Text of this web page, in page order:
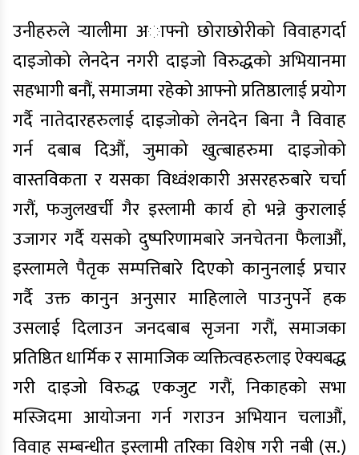
उनीहरुले र्‍यालीमा अाफ्नाे छोराछोरीको विवाहगर्दा
दाइजोको लेनदेन नगरी दाइजो विरुद्धको अभियानमा
सहभागी बनौं, समाजमा रहेको आफ्नो प्रतिष्ठालाई प्रयोग
गर्दै नातेदारहरुलाई दाइजोको लेनदेन बिना नै विवाह
गर्न दबाब दिऔं, जुमाको खुत्बाहरुमा दाइजोको
वास्तविकता र यसका विध्वंशकारी असरहरुबारे चर्चा
गरौं, फजुलखर्ची गैर इस्लामी कार्य हो भन्ने कुरालाई
उजागर गर्दै यसको दुष्परिणामबारे जनचेतना फैलाऔं,
इस्लामले पैतृक सम्पत्तिबारे दिएको कानुनलाई प्रचार
गर्दै उक्त कानुन अनुसार माहिलाले पाउनुपर्ने हक
उसलाई दिलाउन जनदबाब सृजना गरौं, समाजका
प्रतिष्ठित धार्मिक र सामाजिक व्यक्तित्वहरुलाइ ऐक्यबद्ध
गरी दाइजो विरुद्ध एकजुट गरौं, निकाहको सभा
मस्जिदमा आयोजना गर्न गराउन अभियान चलाऔं,
विवाह सम्बन्धीत इस्लामी तरिका विशेष गरी नबी (स.)